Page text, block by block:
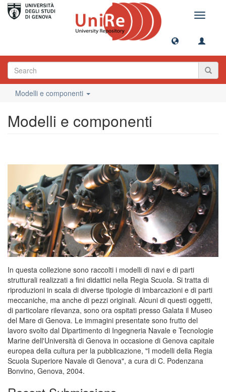
Toggle
Modelli e componenti
Modelli e componenti
In questa collezione sono raccolti i modelli di navi e di parti
strutturali realizzati a fini didattici nella Regia Scuola. Si tratta di
riproduzioni in scala di diverse tipologie di imbarcazioni e di parti
meccaniche, ma anche di pezzi originali. Alcuni di questi oggetti,
di particolare rilevanza, sono ora ospitati presso Galata il Museo
del Mare di Genova. Le immagini presentate sono frutto del
lavoro svolto dal Dipartimento di Ingegneria Navale e Tecnologie
Marine dell'Università di Genova in occasione di Genova capitale
europea della cultura per la pubblicazione, "I modelli della Regia
Scuola Superiore Navale di Genova", a cura di C. Podenzana
Bonvino, Genova, 2004.